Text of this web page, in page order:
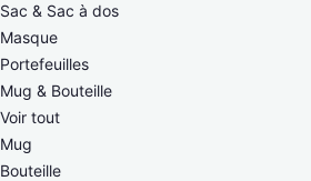
Sac & Sac à dos
Masque
Portefeuilles
Mug & Bouteille
Voir tout
Mug
Bouteille